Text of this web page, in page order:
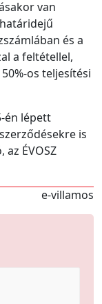
van
és a
a feltétellel,
os teljesítési
én lépett
is
az ÉVOSZ
e-villamos